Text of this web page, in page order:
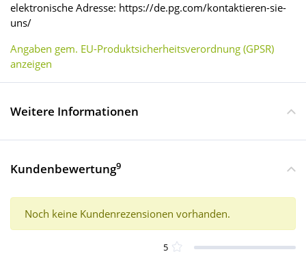
elektronische Adresse: https://de.pg.com/kontaktieren-sie-
uns/
Angaben gem. EU-Produktsicherheitsverordnung (GPSR)
anzeigen
Weitere Informationen
Kundenbewertung9
Noch keine Kundenrezensionen vorhanden.
5